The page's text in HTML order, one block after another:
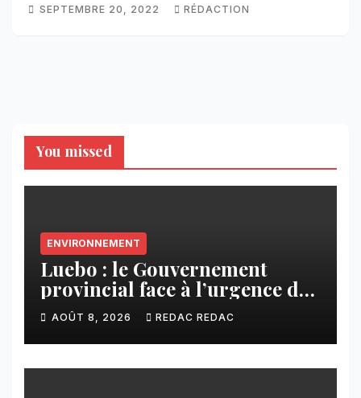
SEPTEMBRE 20, 2022 RÉDACTION
You missed
ENVIRONNEMENT
Luebo : le Gouvernement
provincial face à l’urgence des
érosions qui menacent la cité
AOÛT 8, 2026 REDAC REDAC